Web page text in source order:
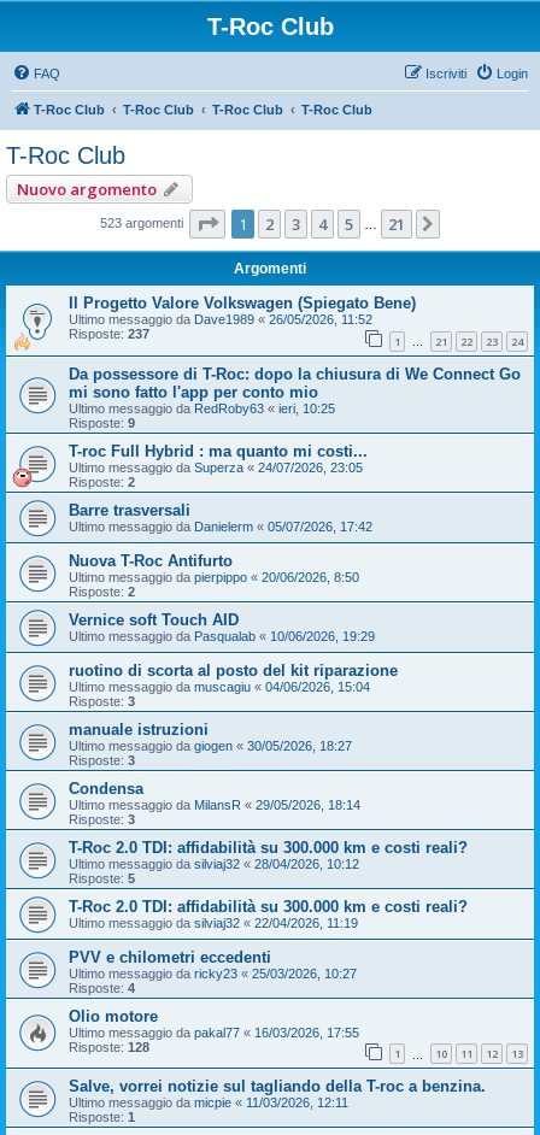
T-Roc Club
FAQ Login
Iscriviti
T-Roc Club T-Roc Club T-Roc Club T-Roc Club
T-Roc Club
Nuovo argomento
523 argomenti Pagina di 21
1 2 3 4 5 21
Argomenti
Il Progetto Valore Volkswagen (Spiegato Bene)
Ultimo messaggio da Dave1989 « 26/05/2026, 11:52
Risposte: 237 1 … 21 22 23 24
Da possessore di T-Roc: dopo la chiusura di We Connect Go
mi sono fatto l'app per conto mio
Ultimo messaggio da RedRoby63 « ieri, 10:25
Risposte: 9
T-roc Full Hybrid : ma quanto mi costi...
Ultimo messaggio da Superza « 24/07/2026, 23:05
Risposte: 2
Barre trasversali
Ultimo messaggio da Danielerm « 05/07/2026, 17:42
Nuova T-Roc Antifurto
Ultimo messaggio da pierpippo « 20/06/2026, 8:50
Risposte: 2
Vernice soft Touch AID
Ultimo messaggio da Pasqualab « 10/06/2026, 19:29
ruotino di scorta al posto del kit riparazione
Ultimo messaggio da muscagiu « 04/06/2026, 15:04
Risposte: 3
manuale istruzioni
Ultimo messaggio da giogen « 30/05/2026, 18:27
Risposte: 3
Condensa
Ultimo messaggio da MilansR « 29/05/2026, 18:14
Risposte: 3
T-Roc 2.0 TDI: affidabilità su 300.000 km e costi reali?
Ultimo messaggio da silviaj32 « 28/04/2026, 10:12
Risposte: 5
T-Roc 2.0 TDI: affidabilità su 300.000 km e costi reali?
Ultimo messaggio da silviaj32 « 22/04/2026, 11:19
PVV e chilometri eccedenti
Ultimo messaggio da ricky23 « 25/03/2026, 10:27
Risposte: 4
Olio motore
Ultimo messaggio da pakal77 « 16/03/2026, 17:55
Risposte: 128 1 10 11 12 13
Salve, vorrei notizie sul tagliando della T-roc a benzina.
Ultimo messaggio da micpie « 11/03/2026, 12:11
Risposte: 1